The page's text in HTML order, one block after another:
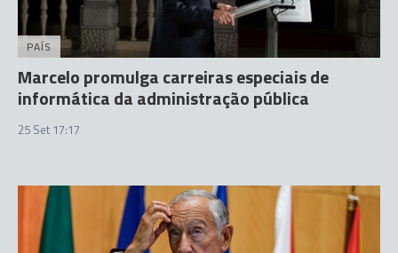
PAÍS
Marcelo promulga carreiras especiais de
informática da administração pública
25 Set 17:17